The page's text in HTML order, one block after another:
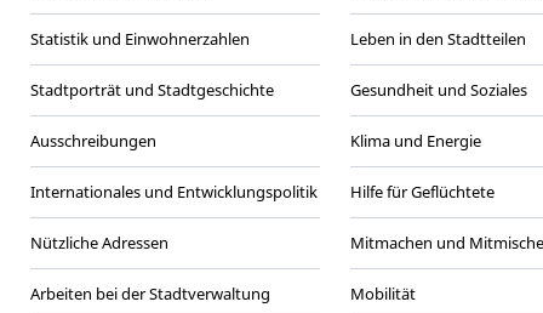
Statistik und Einwohnerzahlen
Stadtporträt und Stadtgeschichte
Ausschreibungen
Internationales und Entwicklungspolitik
Nützliche Adressen
Arbeiten bei der Stadtverwaltung
Leben in den Stadtteilen
Gesundheit und Soziales
Klima und Energie
Hilfe für Geflüchtete
Mitmachen und
Mobilität